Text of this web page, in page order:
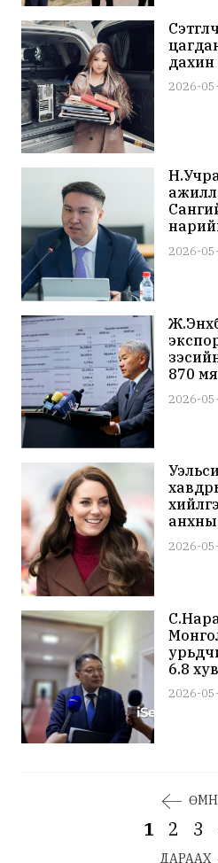
дахин
2026-
2026-
870
байна
2026-
2026-
6.8
2026-
1 2 3
ДАРААХ